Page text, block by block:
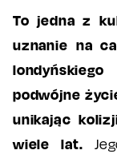
To jedna z
uznanie na
podwójne
unikając
wiele lat.